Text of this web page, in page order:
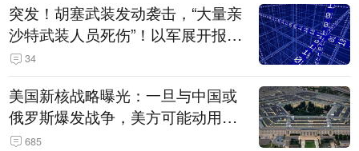
突发！胡塞武装发动袭击，“大量亲
沙特武装人员死伤”！以军展开报复
性空袭
34
美国新核战略曝光：一旦与中国或
俄罗斯爆发战争，美方可能动用战
术核武器
685